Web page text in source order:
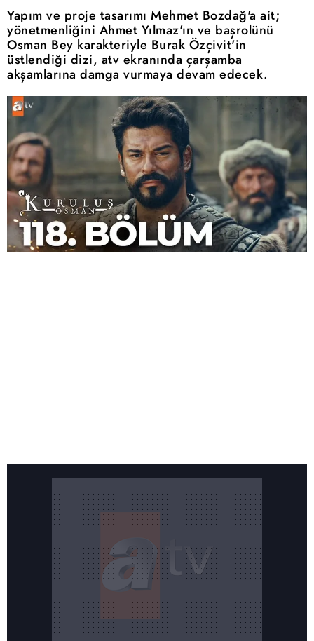
Yapım ve proje tasarımı Mehmet Bozdağ'a ait;
yönetmenliğini Ahmet Yılmaz'ın ve başrolünü
Osman Bey karakteriyle Burak Özçivit'in
üstlendiği dizi, atv ekranında çarşamba
akşamlarına damga vurmaya devam edecek.